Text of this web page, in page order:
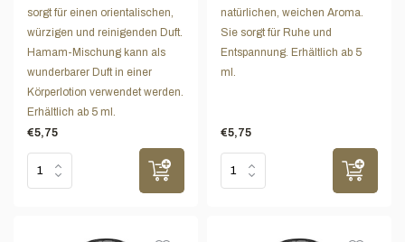
sorgt für einen orientalischen,
würzigen und reinigenden Duft.
Hamam-Mischung kann als
wunderbarer Duft in einer
Körperlotion verwendet werden.
Erhältlich ab 5 ml.
€5,75
natürlichen, weichen Aroma.
Sie sorgt für Ruhe und
Entspannung. Erhältlich ab 5
ml.
€5,75